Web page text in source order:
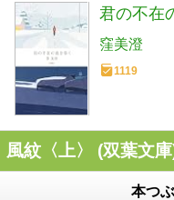
君の不在
窪美澄
1119
風紋〈上〉 (双葉文
本つ